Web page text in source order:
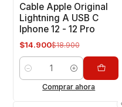
Cable Apple Original
Lightning A USB C
Iphone 12 - 12 Pro
$14.900$18.900
Cantidad
Comprar ahora